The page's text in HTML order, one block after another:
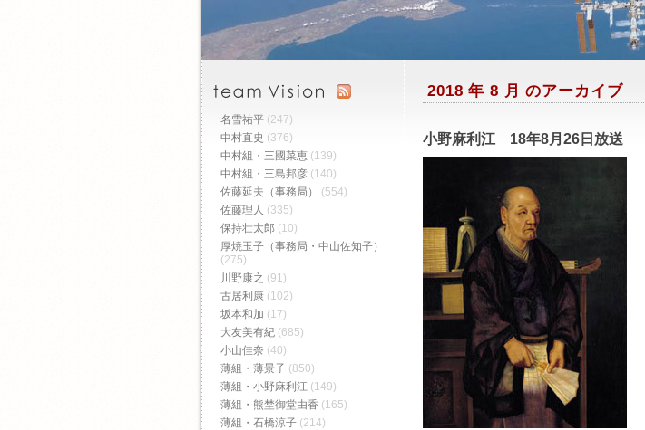
2018 年 8 月 のアーカイブ
小野麻利江 18年8月26日放送
名雪祐平 (247)
中村直史 (376)
中村組・三國菜恵 (139)
中村組・三島邦彦 (140)
佐藤延夫（事務局）
(554)
佐藤理人 (335)
保持壮太郎 (10)
厚焼玉子（事務局・中山佐知子）
(275)
川野康之 (91)
古居利康 (102)
坂本和加 (17)
大友美有紀 (685)
小山佳奈 (40)
薄組・薄景子 (850)
薄組・小野麻利江 (149)
薄組・熊埜御堂由香 (165)
薄組・石橋涼子 (214)